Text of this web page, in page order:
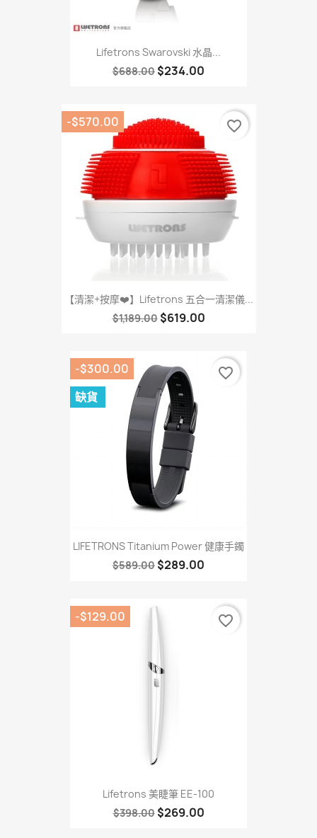
Lifetrons Swarovski 水晶...
$688.00 $234.00
【清潔+按摩❤️】Lifetrons 五合一清潔儀...
$1,189.00 $619.00
-$570.00 favorite_border
LIFETRONS Titanium Power 健康手鐲
$589.00 $289.00
-$300.00
缺貨
favorite_border
Lifetrons 美睫筆 EE-100
$398.00 $269.00
-$129.00 favorite_border